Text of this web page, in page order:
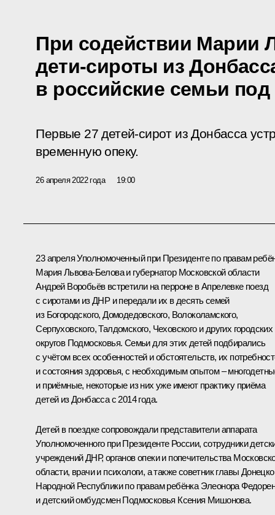
При содействии Марии
дети-сироты из
в российские семьи
Первые 27 детей-сирот из Донбасса
временную опеку.
26 апреля 2022 года 19:00
23 апреля Уполномоченный при Президенте по правам
Мария Львова-Беловаи губернатор Московской области
Андрей Воробьёввстретили на перроне в Апрелевке поезд
с сиротами из ДНР и передали их в десять семей
из Богородского, Домодедовского, Волоколамского,
Серпуховского, Талдомского, Чеховского и других городских
округов Подмосковья. Семьи для этих детей подбирались
с учётом всех особенностей и обстоятельств, их
и состояния здоровья, с необходимым опытом –
и приёмные, некоторые из них уже имеют практику приёма
детей из Донбасса с 2014 года.
Детей в поездке сопровождали представители аппарата
Уполномоченного при Президенте России, сотрудники
учреждений ДНР, органов опеки и попечительства
области, врачи и психологи, а также советник главы
Народной Республики по правам ребёнка Элеонора
и детский омбудсмен Подмосковья Ксения Мишонова.